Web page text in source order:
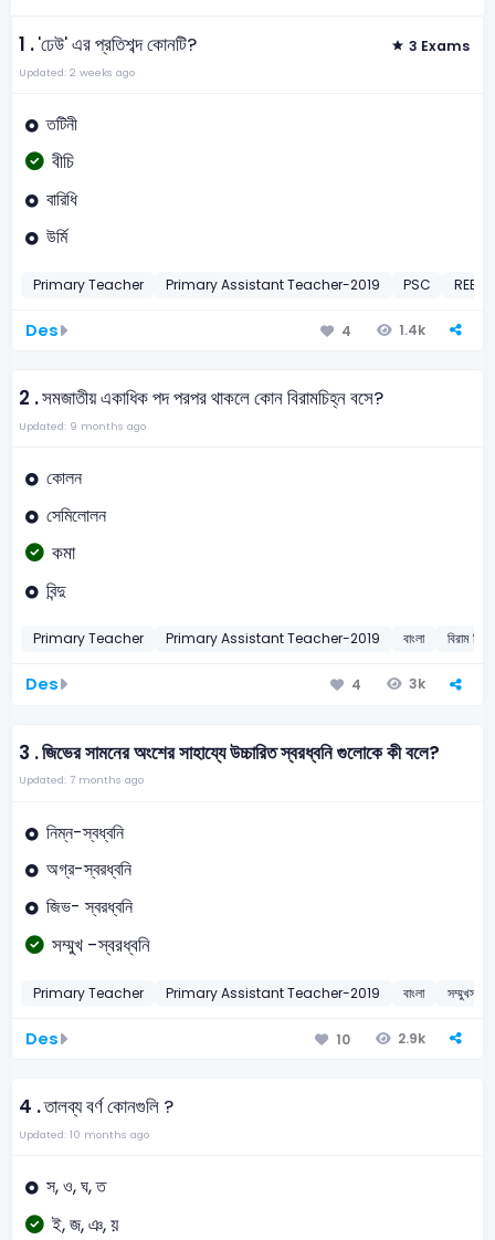
1 .'ঢেউ' এর প্রতিশব্দ কোনটি? 3 Exams
Updated: 2 weeks ago
তটিনী
বীচি
বারিধি
উর্মি
Primary Teacher Primary Assistant Teacher-2019 PSC REB
Des 4 1.4k
2 .সমজাতীয় একাধিক পদ পরপর থাকলে কোন বিরামচিহ্ন বসে?
Updated: 9 months ago
কোলন
সেমিলোলন
কমা
বিন্দু
Primary Teacher Primary Assistant Teacher-2019 বাংলা বিরাম
Des 4 3k
3 .জিভের সামনের অংশের সাহায্যে উচ্চারিত স্বরধ্বনি গুলোকে কী বলে?
Updated: 7 months ago
নিম্ন-স্বধ্বনি
অগ্র-স্বরধ্বনি
জিভ- স্বরধ্বনি
সম্মুখ -স্বরধ্বনি
Primary Teacher Primary Assistant Teacher-2019 বাংলা সম্মুখস্থ
Des 10 2.9k
4 .তালব্য বর্ণ কোনগুলি ?
Updated: 10 months ago
স, ও, ঘ, ত
ই, জ, ঞ, য়